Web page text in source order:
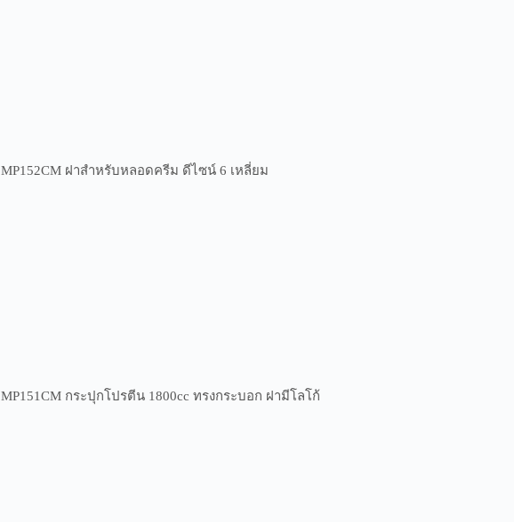
MP152CM ฝาสำหรับหลอดครีม ดีไซน์ 6 เหลี่ยม
MP151CM กระปุกโปรตีน 1800cc ทรงกระบอก ฝามีโลโก้